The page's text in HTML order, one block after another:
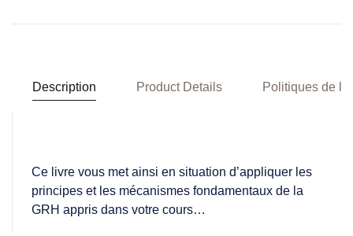
Description Product Details Politiques de la
Ce livre vous met ainsi en situation d’appliquer les
principes et les mécanismes fondamentaux de la
GRH appris dans votre cours…